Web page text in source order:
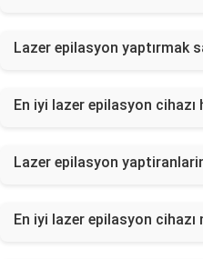
Lazer epilasyon yaptırmak
En iyi lazer epilasyon cihazı
Lazer epilasyon
En iyi lazer epilasyon cihazı